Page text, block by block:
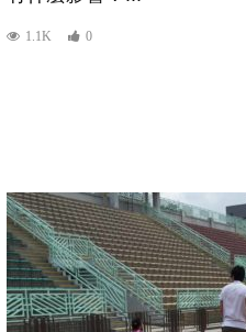
1.1K 0